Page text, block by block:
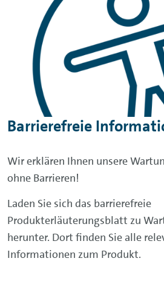
Barrierefreie
Wir erklären Ihnen unsere
ohne Barrieren!
Laden Sie sich das barrierefreie
Produkterläuterungsblatt zu
herunter. Dort finden Sie alle
Informationen zum Produkt.